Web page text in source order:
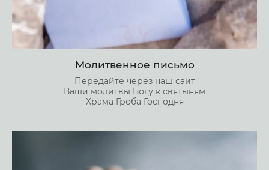
Молитвенное письмо
Передайте через наш сайт
Ваши молитвы Богу к святыням
Храма Гроба Господня